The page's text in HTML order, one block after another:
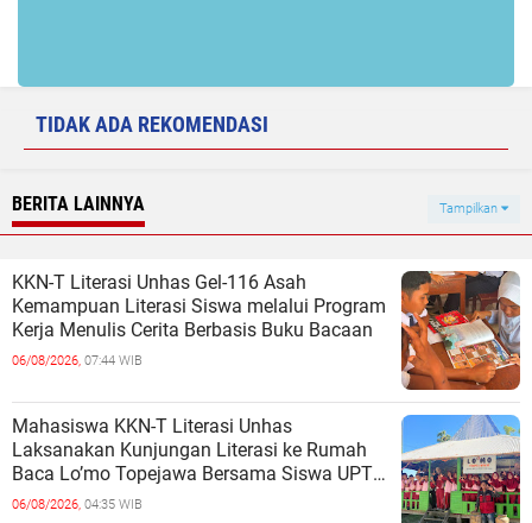
TIDAK ADA REKOMENDASI
BERITA LAINNYA Tampilkan
KKN-T Literasi Unhas Gel-116 Asah
Kemampuan Literasi Siswa melalui Program
Kerja Menulis Cerita Berbasis Buku Bacaan
06/08/2026, 07:44 WIB
Mahasiswa KKN-T Literasi Unhas
Laksanakan Kunjungan Literasi ke Rumah
Baca Lo’mo Topejawa Bersama Siswa UPT
SDN 66 Kajang
06/08/2026, 04:35 WIB